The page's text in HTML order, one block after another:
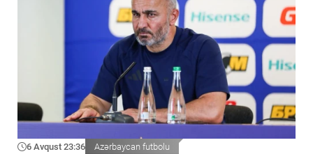
6 Avqust 23:36 Azərbaycan futbolu